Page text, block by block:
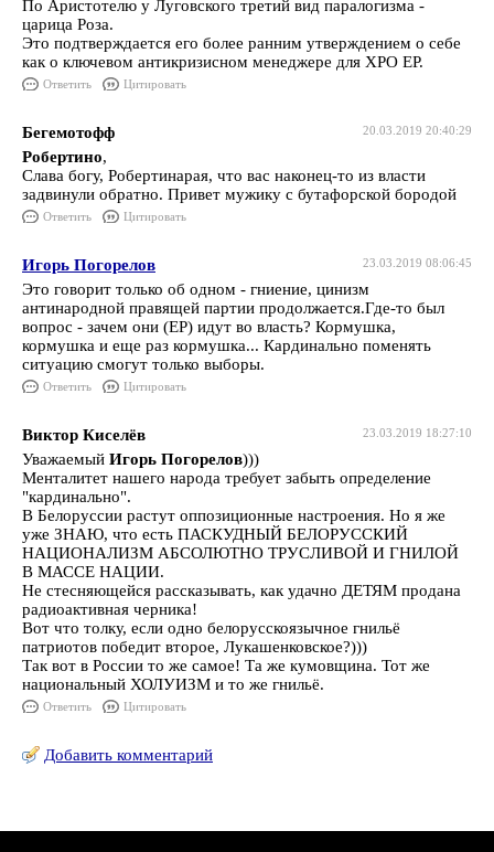
По Аристотелю у Луговского третий вид паралогизма -
царица Роза.
Это подтверждается его более ранним утверждением о себе
как о ключевом антикризисном менеджере для ХРО ЕР.
Ответить Цитировать
20.03.2019 20:40:29
Бегемотофф
Робертино,
Слава богу, Робертинарая, что вас наконец-то из власти
задвинули обратно. Привет мужику с бутафорской бородой
Ответить Цитировать
23.03.2019 08:06:45
Игорь Погорелов
Это говорит только об одном - гниение, цинизм
антинародной правящей партии продолжается.Где-то был
вопрос - зачем они (ЕР) идут во власть? Кормушка,
кормушка и еще раз кормушка... Кардинально поменять
ситуацию смогут только выборы.
Ответить Цитировать
23.03.2019 18:27:10
Виктор Киселёв
Уважаемый Игорь Погорелов)))
Менталитет нашего народа требует забыть определение
"кардинально".
В Белоруссии растут оппозиционные настроения. Но я же
уже ЗНАЮ, что есть ПАСКУДНЫЙ БЕЛОРУССКИЙ
НАЦИОНАЛИЗМ АБСОЛЮТНО ТРУСЛИВОЙ И ГНИЛОЙ
В МАССЕ НАЦИИ.
Не стесняющейся рассказывать, как удачно ДЕТЯМ продана
радиоактивная черника!
Вот что толку, если одно белорусскоязычное гнильё
патриотов победит второе, Лукашенковское?)))
Так вот в России то же самое! Та же кумовщина. Тот же
национальный ХОЛУИЗМ и то же гнильё.
Ответить Цитировать
Добавить комментарий